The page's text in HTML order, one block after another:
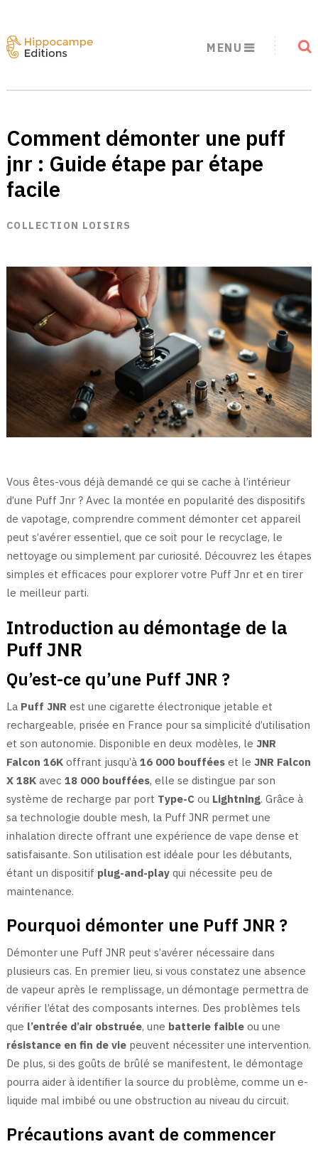
MENU
Comment démonter une puff
jnr : Guide étape par étape
facile
COLLECTION LOISIRS
Vous êtes-vous déjà demandé ce qui se cache à l’intérieur
d’une Puff Jnr ? Avec la montée en popularité des dispositifs
de vapotage, comprendre comment démonter cet appareil
peut s’avérer essentiel, que ce soit pour le recyclage, le
nettoyage ou simplement par curiosité. Découvrez les étapes
simples et efficaces pour explorer votre Puff Jnr et en tirer
le meilleur parti.
Introduction au démontage de la
Puff JNR
Qu’est-ce qu’une Puff JNR ?
La Puff JNR est une cigarette électronique jetable et
rechargeable, prisée en France pour sa simplicité d’utilisation
et son autonomie. Disponible en deux modèles, le JNR
Falcon 16Koffrant jusqu’à 16 000 boufféeset le JNR Falcon
X 18Kavec 18 000 bouffées, elle se distingue par son
système de recharge par port Type-C ou Lightning. Grâce à
sa technologie double mesh, la Puff JNR permet une
inhalation directe offrant une expérience de vape dense et
satisfaisante. Son utilisation est idéale pour les débutants,
étant un dispositif plug-and-playqui nécessite peu de
maintenance.
Pourquoi démonter une Puff JNR ?
Démonter une Puff JNR peut s’avérer nécessaire dans
plusieurs cas. En premier lieu, si vous constatez une absence
de vapeur après le remplissage, un démontage permettra de
vérifier l’état des composants internes. Des problèmes tels
que l’entrée d’air obstruée, une batterie faibleou une
résistance en fin de viepeuvent nécessiter une intervention.
De plus, si des goûts de brûlé se manifestent, le démontage
pourra aider à identifier la source du problème, comme un e-
liquide mal imbibé ou une obstruction au niveau du circuit.
Précautions avant de commencer